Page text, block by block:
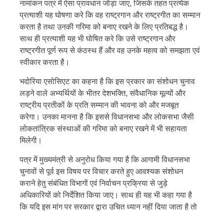
नामांकन पत्र में ऐसा प्रावधान जोड़ा जाए, जिसके तहत प्रत्येक
प्रत्याशी यह घोषणा करे कि वह राष्ट्रगान और राष्ट्रगीत का सम्मान
करता है तथा उनकी गरिमा को बनाए रखने के लिए प्रतिबद्ध है।
साथ ही प्रत्याशी यह भी घोषित करे कि उसे राष्ट्रगान और
राष्ट्रगीत पूर्ण रूप से कंठस्थ हैं और वह उनके महत्व को समझता एवं
स्वीकार करता है।
भदोरिया एसोसिएट का कहना है कि इस प्रकार का संशोधन चुनाव
लड़ने वाले अभ्यर्थियों के भीतर देशभक्ति, संवैधानिक मूल्यों और
राष्ट्रीय प्रतीकों के प्रति सम्मान की भावना को और मजबूत
करेगा। उनका मानना है कि इससे विधानसभा और लोकसभा जैसी
लोकतांत्रिक संस्थाओं की गरिमा को बनाए रखने में भी सहायता
मिलेगी।
पत्र में मुख्यमंत्री से अनुरोध किया गया है कि आगामी विधानसभा
चुनावों से पूर्व इस विषय पर विचार करते हुए आवश्यक संशोधन
कराने हेतु संबंधित विभागों एवं निर्वाचन प्रक्रिया से जुड़े
अधिकारियों को निर्देशित किया जाए। साथ ही यह भी कहा गया है
कि यदि इस मांग पर सरकार द्वारा उचित ध्यान नहीं दिया जाता है तो